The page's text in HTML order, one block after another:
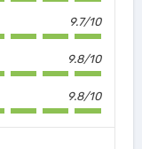
9.7/10
9.8/10
9.8/10